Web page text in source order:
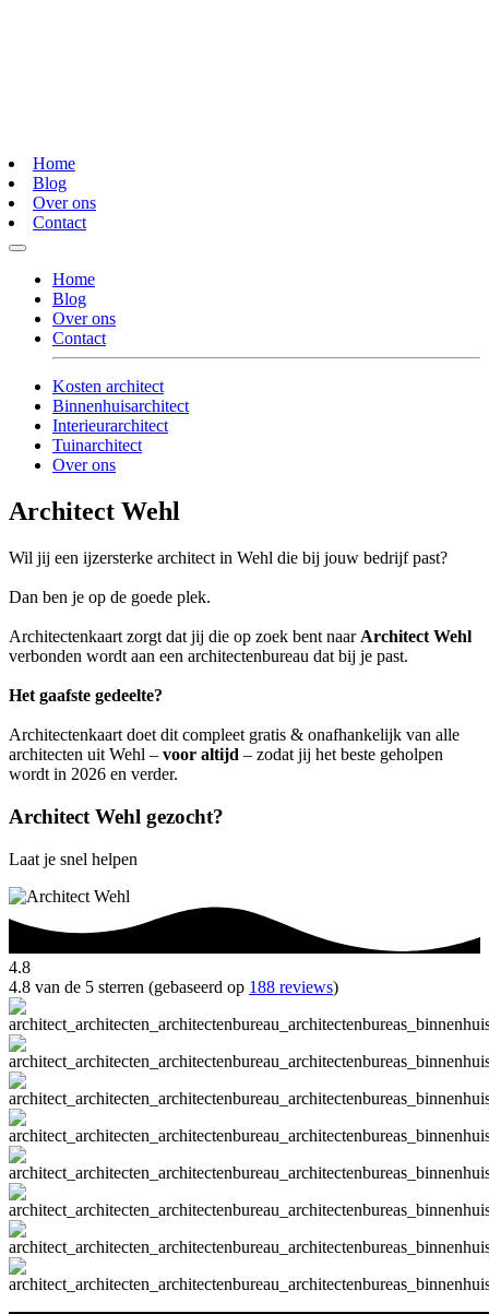
Home
Blog
Over ons
Contact
Home
Blog
Over ons
Contact
Kosten architect
Binnenhuisarchitect
Interieurarchitect
Tuinarchitect
Over ons
Architect Wehl
Wil jij een ijzersterke architect in Wehl die bij jouw bedrijf past?
Dan ben je op de goede plek.
Architectenkaart zorgt dat jij die op zoek bent naar Architect Wehl
verbonden wordt aan een architectenbureau dat bij je past.
Het gaafste gedeelte?
Architectenkaart doet dit compleet gratis & onafhankelijk van alle
architecten uit Wehl – voor altijd – zodat jij het beste geholpen
wordt in 2026 en verder.
Architect Wehl gezocht?
Laat je snel helpen
4.8
4.8 van de 5 sterren (gebaseerd op 188 reviews)